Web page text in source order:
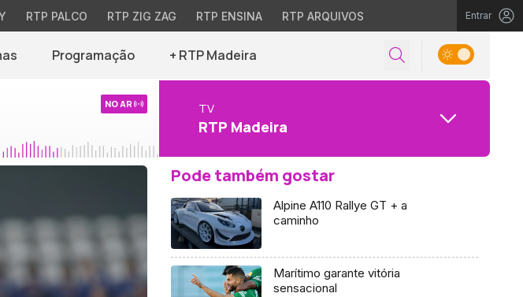
RTP PALCO RTP ZIG ZAG RTP ENSINA RTP ARQUIVOS Entrar
Programação + RTP Madeira
NO AR TV
RTP Madeira
Pode também gostar
Alpine A110 Rallye GT + a
caminho
Marítimo garante vitória
sensacional